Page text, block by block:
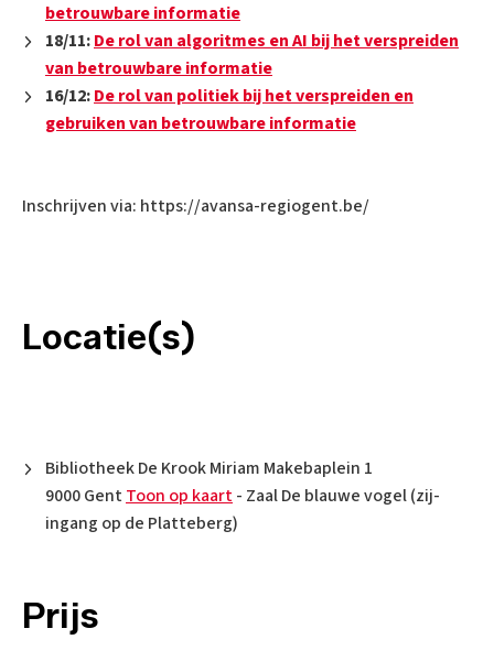
betrouwbare informatie
18/11:De rol van algoritmes en AI bij het verspreiden
van betrouwbare informatie
16/12:De rol van politiek bij het verspreiden en
gebruiken van betrouwbare informatie
Inschrijven via: https://avansa-regiogent.be/
Locatie(s)
Bibliotheek De Krook Miriam Makebaplein 1
9000 Gent Toon op kaart- Zaal De blauwe vogel (zij-
ingang op de Platteberg)
Prijs